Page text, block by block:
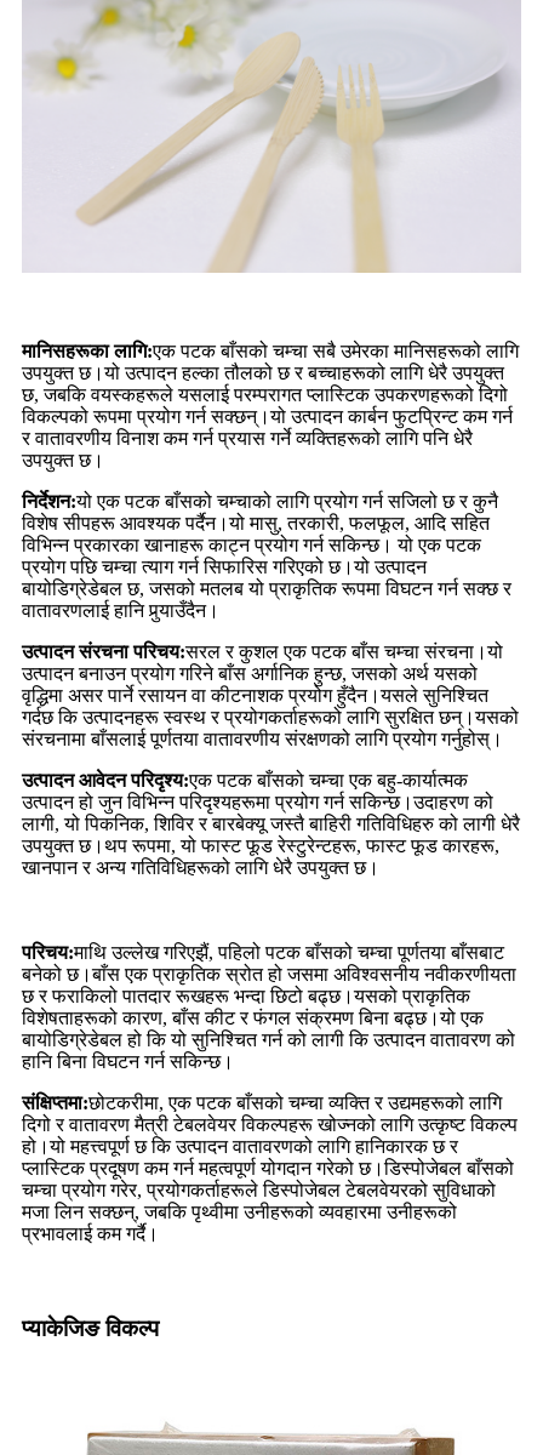
मानिसहरूका लागि:एक पटक बाँसको चम्चा सबै उमेरका मानिसहरूको लागि
उपयुक्त छ।यो उत्पादन हल्का तौलको छ र बच्चाहरूको लागि धेरै उपयुक्त
छ, जबकि वयस्कहरूले यसलाई परम्परागत प्लास्टिक उपकरणहरूको दिगो
विकल्पको रूपमा प्रयोग गर्न सक्छन्।यो उत्पादन कार्बन फुटप्रिन्ट कम गर्न
र वातावरणीय विनाश कम गर्न प्रयास गर्ने व्यक्तिहरूको लागि पनि धेरै
उपयुक्त छ।
निर्देशन:यो एक पटक बाँसको चम्चाको लागि प्रयोग गर्न सजिलो छ र कुनै
विशेष सीपहरू आवश्यक पर्दैन।यो मासु, तरकारी, फलफूल, आदि सहित
विभिन्न प्रकारका खानाहरू काट्न प्रयोग गर्न सकिन्छ। यो एक पटक
प्रयोग पछि चम्चा त्याग गर्न सिफारिस गरिएको छ।यो उत्पादन
बायोडिग्रेडेबल छ, जसको मतलब यो प्राकृतिक रूपमा विघटन गर्न सक्छ र
वातावरणलाई हानि पुर्‍याउँदैन।
उत्पादन संरचना परिचय:सरल र कुशल एक पटक बाँस चम्चा संरचना।यो
उत्पादन बनाउन प्रयोग गरिने बाँस अर्गानिक हुन्छ, जसको अर्थ यसको
वृद्धिमा असर पार्ने रसायन वा कीटनाशक प्रयोग हुँदैन।यसले सुनिश्चित
गर्दछ कि उत्पादनहरू स्वस्थ र प्रयोगकर्ताहरूको लागि सुरक्षित छन्।यसको
संरचनामा बाँसलाई पूर्णतया वातावरणीय संरक्षणको लागि प्रयोग गर्नुहोस्।
उत्पादन आवेदन परिदृश्य:एक पटक बाँसको चम्चा एक बहु-कार्यात्मक
उत्पादन हो जुन विभिन्न परिदृश्यहरूमा प्रयोग गर्न सकिन्छ।उदाहरण को
लागी, यो पिकनिक, शिविर र बारबेक्यू जस्तै बाहिरी गतिविधिहरु को लागी धेरै
उपयुक्त छ।थप रूपमा, यो फास्ट फूड रेस्टुरेन्टहरू, फास्ट फूड कारहरू,
खानपान र अन्य गतिविधिहरूको लागि धेरै उपयुक्त छ।
परिचय:माथि उल्लेख गरिएझैं, पहिलो पटक बाँसको चम्चा पूर्णतया बाँसबाट
बनेको छ।बाँस एक प्राकृतिक स्रोत हो जसमा अविश्वसनीय नवीकरणीयता
छ र फराकिलो पातदार रूखहरू भन्दा छिटो बढ्छ।यसको प्राकृतिक
विशेषताहरूको कारण, बाँस कीट र फंगल संक्रमण बिना बढ्छ।यो एक
बायोडिग्रेडेबल हो कि यो सुनिश्चित गर्न को लागी कि उत्पादन वातावरण को
हानि बिना विघटन गर्न सकिन्छ।
संक्षिप्तमा:छोटकरीमा, एक पटक बाँसको चम्चा व्यक्ति र उद्यमहरूको लागि
दिगो र वातावरण मैत्री टेबलवेयर विकल्पहरू खोज्नको लागि उत्कृष्ट विकल्प
हो।यो महत्त्वपूर्ण छ कि उत्पादन वातावरणको लागि हानिकारक छ र
प्लास्टिक प्रदूषण कम गर्न महत्वपूर्ण योगदान गरेको छ।डिस्पोजेबल बाँसको
चम्चा प्रयोग गरेर, प्रयोगकर्ताहरूले डिस्पोजेबल टेबलवेयरको सुविधाको
मजा लिन सक्छन्, जबकि पृथ्वीमा उनीहरूको व्यवहारमा उनीहरूको
प्रभावलाई कम गर्दै।
प्याकेजिङ विकल्प